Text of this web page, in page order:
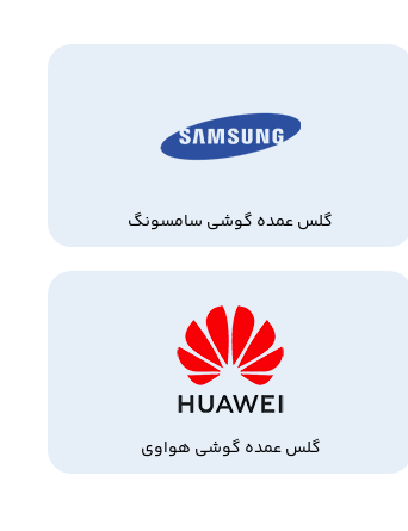
گلس عمده گوشی سامسونگ
گلس عمده گوشی هواوی